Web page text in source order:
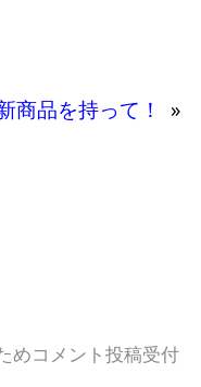
商品を持って！ »
めコメント投稿受付